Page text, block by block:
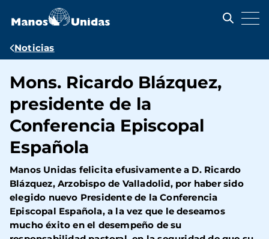
contenido
Ruta
navegación
Noticias
Mons. Ricardo Blázquez,
presidente de la
Conferencia Episcopal
Española
Manos Unidas felicita efusivamente a D. Ricardo
Blázquez, Arzobispo de Valladolid, por haber sido
elegido nuevo Presidente de la Conferencia
Episcopal Española, a la vez que le deseamos
mucho éxito en el desempeño de su